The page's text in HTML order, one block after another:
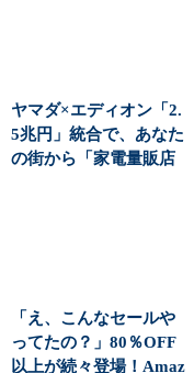
ヤマダ×エディオン「2.
5兆円」統合で、あなた
の街から「家電量販店
「え、こんなセールや
ってたの？」80％OFF
以上が続々登場！Amaz